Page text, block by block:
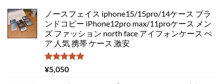
ノースフェイス iphone15/15pro/14ケース ブラ
ンドコピー iPhone12pro max/11proケース メン
ズ ファッション north face アイフォンケース ぺ
ア 人気 携帯 ケース 激安
5段階中
5.00
¥5,050